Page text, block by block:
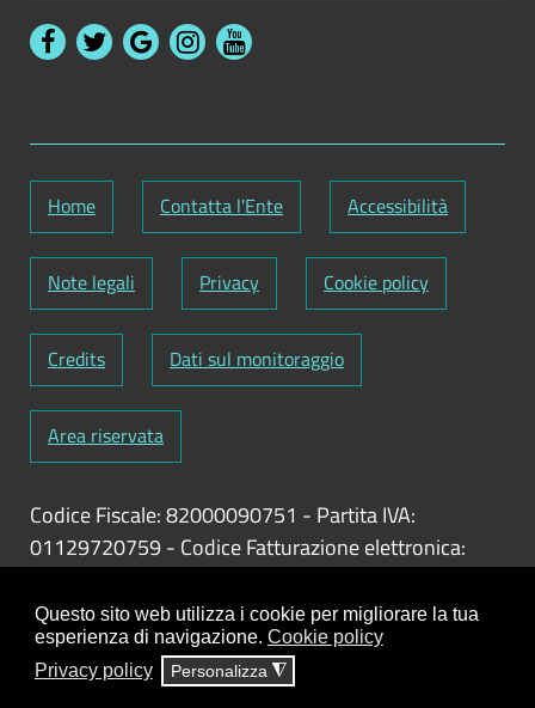
Questo sito web utilizza i cookie per migliorare la tua
esperienza di navigazione. Cookie policy
Privacy policy
Personalizza ◮
Home Contatta l'Ente Accessibilità
Note legali Privacy Cookie policy
Credits Dati sul monitoraggio
Area riservata
Codice Fiscale: 82000090751 - Partita IVA:
01129720759- Codice Fatturazione elettronica:
Responsabile gestione sito e aggiornamento
contenuti:Antonio Scrimitore